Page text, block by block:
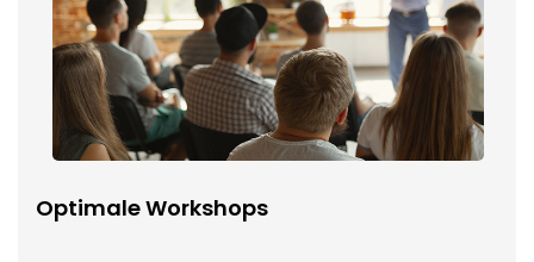
Optimale Workshops